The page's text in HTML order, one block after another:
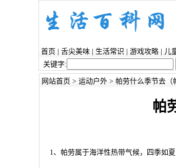
首页 舌尖美味| 生活常识 游戏攻略| 儿
关键字:
网站首页 > 运动户外> 帕劳什么季节去（
帕
1、帕劳属于海洋性热带气候，四季如